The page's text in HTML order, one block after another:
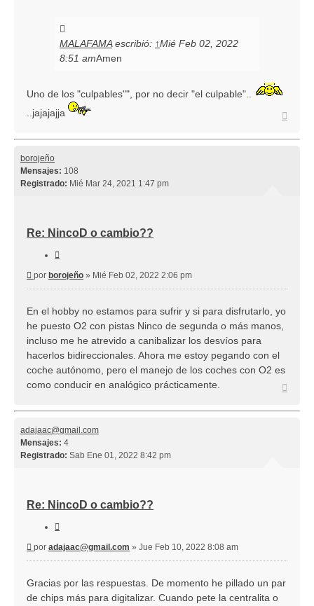
MALAFAMAescribió: ↑Mié Feb 02, 2022
8:51 amAmen
Uno de los "culpables"", por no decir "el culpable"..
..jajajajja
borojeño
Mensajes: 108
Registrado: Mié Mar 24, 2021 1:47 pm
Re: NincoD o cambio??
Mensaje
por borojeño » Mié Feb 02, 2022 2:06 pm
En el hobby no estamos para sufrir y si para disfrutarlo, yo
he puesto O2 con pistas Ninco de segunda o más manos,
incluso me he atrevido a canibalizar los desvíos para
hacerlos bidireccionales. Ahora me estoy pegando con el
coche autónomo, pero el manejo de los coches con O2 es
como conducir en analógico prácticamente.
adajaac@gmail.com
Mensajes: 4
Registrado: Sab Ene 01, 2022 8:42 pm
Re: NincoD o cambio??
Mensaje
por adajaac@gmail.com » Jue Feb 10, 2022 8:08 am
Gracias por las respuestas. De momento he pillado un par
de chips más para digitalizar. Cuando pete la centralita o